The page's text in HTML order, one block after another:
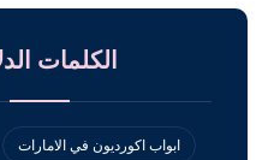
الكلمات
ابواب اكورديون في الامارات